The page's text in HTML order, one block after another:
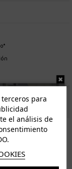
para
el análisis de